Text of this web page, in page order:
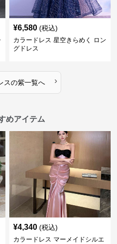
¥6,580 (税込)
カラードレス 星空きらめく ロン
グドレス
スの紫一覧へ ›
めアイテム
¥4,340 (税込)
カラードレス マーメイドシルエ